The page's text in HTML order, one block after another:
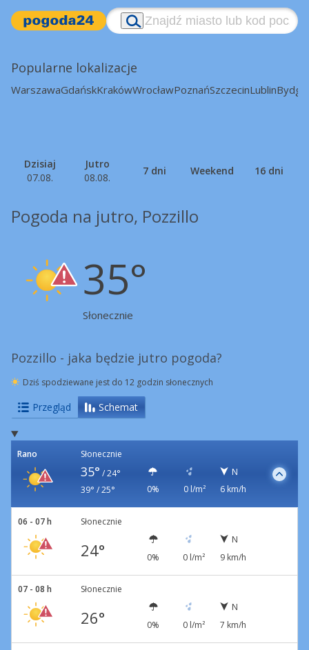
Popularne lokalizacje
WarszawaGdańskKrakówWrocławPoznańSzczecinLublin
Dzisiaj
07.08.
Jutro
08.08.
7 dni Weekend 16 dni
Pogoda na jutro, Pozzillo
35°
Słonecznie
Pozzillo - jaka będzie jutro pogoda?
Dziś spodziewane jest do 12 godzin słonecznych
Przegląd Schemat
Rano Słonecznie
35° / 24°
39° / 25°
0% 0 l/m²
N
6 km/h
06 - 07 h Słonecznie
24° 0% 0 l/m²
N
9 km/h
07 - 08 h Słonecznie
26° 0% 0 l/m²
N
7 km/h